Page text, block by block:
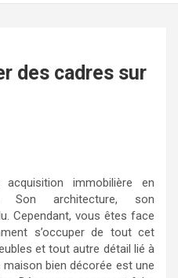
des cadres sur
immobilière en
Son architecture, son
Cependant, vous êtes face
s’occuper de tout cet
et tout autre détail lié à
bien décorée est une